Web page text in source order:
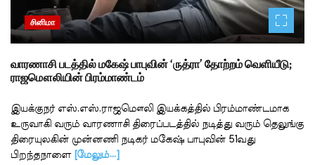
சினிமா
வாரணாசி படத்தில் மகேஷ் பாபுவின் ‘ருத்ரா’ தோற்றம் வெளியீடு;
ராஜமௌலியின் பிரம்மாண்டம்
இயக்குநர் எஸ்.எஸ்.ராஜமௌலி இயக்கத்தில் பிரம்மாண்டமாக
உருவாகி வரும் வாரணாசி திரைப்படத்தில் நடித்து வரும் தெலுங்கு
திரையுலகின் முன்னணி நடிகர் மகேஷ் பாபுவின் 51வது
பிறந்தநாளை [மேலும்…]